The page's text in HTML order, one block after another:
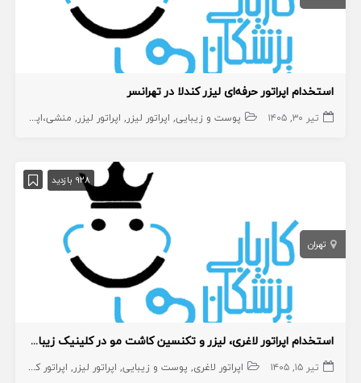
استخدام اپراتور حرفه‌ای لیزر کندلا در تهرانسر
تیر ۳۰, ۱۴۰۵ پوست و زیبایی اپراتور لیزر اپراتور لیزر منشی،اپراتور،دستیار
928 بازدید
تهران
استخدام اپراتور لاغری، لیزر و تکنسین کاشت مو در کلینیک زیبایی به صورت درصدی
تیر ۱۵, ۱۴۰۵ اپراتور لاغری پوست و زیبایی اپراتور لیزر اپراتور کاشت مو